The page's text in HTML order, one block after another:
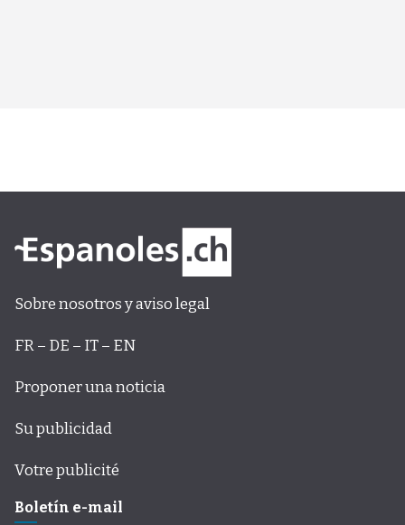
Sobre nosotros y aviso legal
FR – DE – IT – EN
Proponer una noticia
Su publicidad
Votre publicité
Boletín e-mail